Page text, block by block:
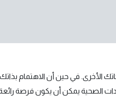
الأخرى. في حين أن الاهتمام
الصحية يمكن أن يكون فرصة